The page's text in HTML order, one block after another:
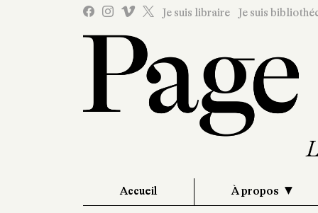
Je suis libraire Je suis
Accueil À propos